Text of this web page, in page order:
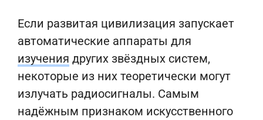
Если развитая цивилизация запускает
автоматические аппараты для
изучения других звёздных систем,
некоторые из них теоретически могут
излучать радиосигналы. Самым
надёжным признаком искусственного